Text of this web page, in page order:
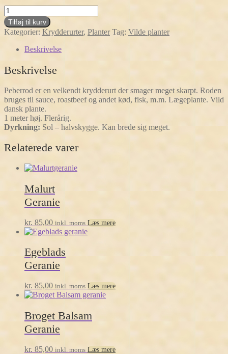
Peberrod,
Armoracia
rusticana
antal
Tilføj til kurv
Kategorier: Krydderurter, Planter Tag: Vilde planter
Beskrivelse
Beskrivelse
Peberrod er en velkendt krydderurt der smager meget skarpt. Roden
bruges til sauce, roastbeef og andet kød, fisk, m.m. Lægeplante. Vild
dansk plante.
1 meter høj. Flerårig.
Dyrkning: Sol – halvskygge. Kan brede sig meget.
Relaterede varer
Malurt
Geranie
kr. 85,00 inkl. moms Læs mere
Egeblads
Geranie
kr. 85,00 inkl. moms Læs mere
Broget Balsam
Geranie
kr. 85,00 inkl. moms Læs mere